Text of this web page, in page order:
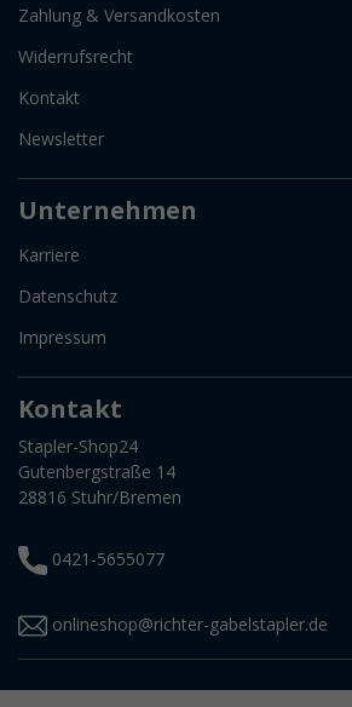
Zahlung & Versandkosten
Widerrufsrecht
Kontakt
Newsletter
Unternehmen
Karriere
Datenschutz
Impressum
Kontakt
Stapler-Shop24
Gutenbergstraße 14
28816 Stuhr/Bremen
0421-5655077
onlineshop@richter-gabelstapler.de